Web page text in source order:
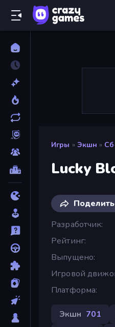
Игры » Экшн »
Lucky
Разработчик
Рейтинг
Выпущено
Игровой
Платформа
Экшн 701